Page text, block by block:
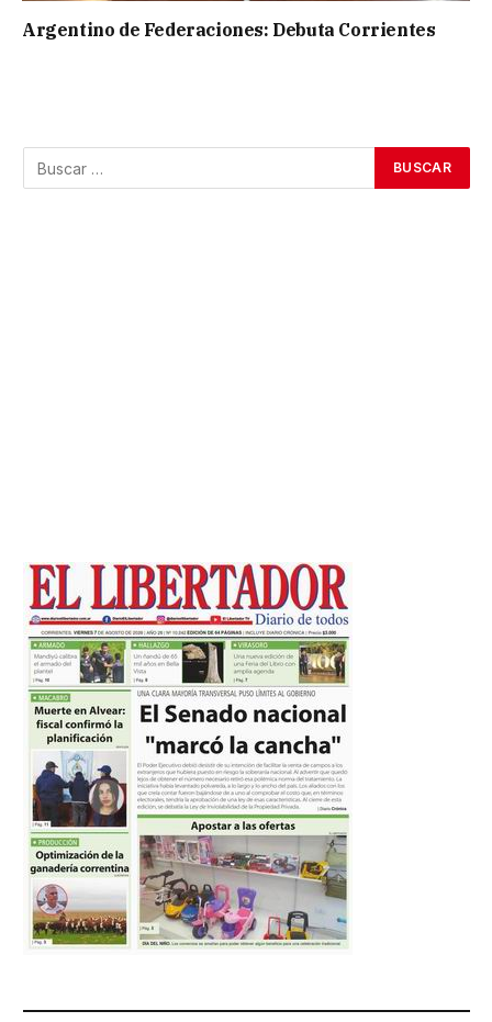
Argentino de Federaciones: Debuta Corrientes